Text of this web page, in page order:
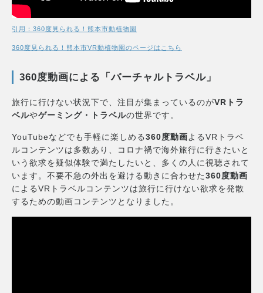
引用：360度見られる！熊本市動植物園
360度見られる！熊本市VR動植物園のページはこちら
360度動画による「バーチャルトラベル」
旅行に行けない状況下で、注目が集まっているのがVRトラ
ベルやゲーミング・トラベルの世界です。
YouTubeなどでも手軽に楽しめる360度動画よるVRトラベ
ルコンテンツは多数あり、コロナ禍で海外旅行に行きたいと
いう欲求を疑似体験で満たしたいと、多くの人に視聴されて
います。不要不急の外出を避ける動きに合わせた360度動画
によるVRトラベルコンテンツは旅行に行けない欲求を発散
するための動画コンテンツとなりました。